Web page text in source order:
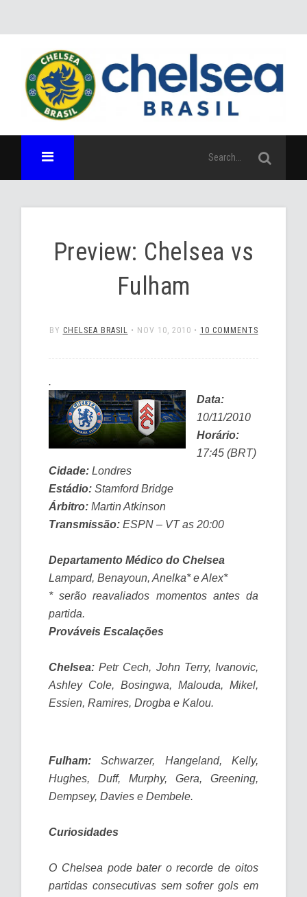
Preview: Chelsea vs
Fulham
BY CHELSEA BRASIL • NOV 10, 2010 • 10 COMMENTS
.
Data:
10/11/2010
Horário:
17:45 (BRT)
Cidade: Londres
Estádio:Stamford Bridge
Árbitro: Martin Atkinson
Transmissão: ESPN – VT as 20:00
Departamento Médico do Chelsea
Lampard, Benayoun, Anelka* e Alex*
* serão reavaliados momentos antes da
partida.
Prováveis Escalações
Chelsea: Petr Cech, John Terry, Ivanovic,
Ashley Cole, Bosingwa, Malouda, Mikel,
Essien, Ramires, Drogba e Kalou.
Fulham: Schwarzer, Hangeland, Kelly,
Hughes, Duff, Murphy, Gera, Greening,
Dempsey, Davies e Dembele.
Curiosidades
O Chelsea pode bater o recorde de oitos
partidas consecutivas sem sofrer gols em